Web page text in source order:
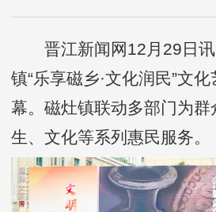
晋江新闻网12月29日讯
镇“乐享磁乡·文化润民”文
幕。磁灶镇联动多部门为群
生、文化等系列惠民服务。